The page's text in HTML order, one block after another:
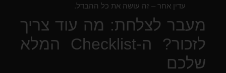
עדין אחר – זה עושה את כל ההבדל.
מעבר לצלחת: מה עוד צריך
לזכור? ה-Checklist המלא
שלכם